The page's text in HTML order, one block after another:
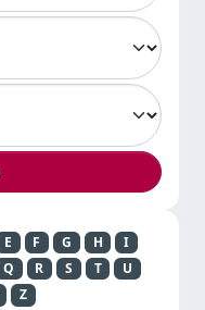
E F G H
I
Q R S T
U
Z